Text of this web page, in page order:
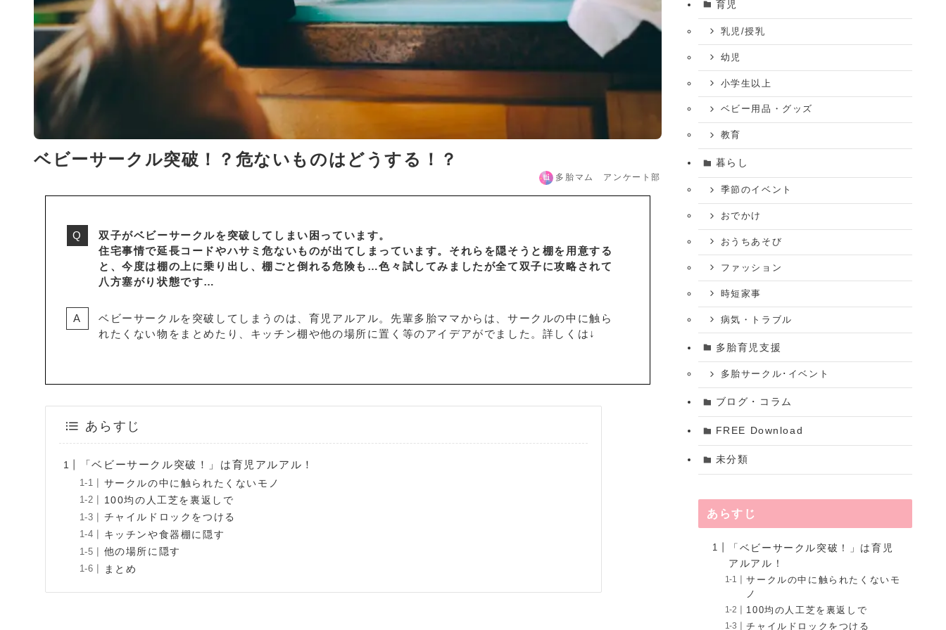
ベビーサークル突破！？危ないものはどうする！？
多胎マム アンケート部
双子がベビーサークルを突破してしまい困っています。
住宅事情で延長コードやハサミ危ないものが出てしまっています。それらを隠そうと棚を用意する
と、今度は棚の上に乗り出し、棚ごと倒れる危険も…色々試してみましたが全て双子に攻略されて
八方塞がり状態です…
ベビーサークルを突破してしまうのは、育児アルアル。先輩多胎ママからは、サークルの中に触ら
れたくない物をまとめたり、キッチン棚や他の場所に置く等のアイデアがでました。詳しくは↓
あらすじ
「ベビーサークル突破！」は育児アルアル！
サークルの中に触られたくないモノ
100均の人工芝を裏返しで
チャイルドロックをつける
キッチンや食器棚に隠す
他の場所に隠す
まとめ
育児
乳児/授乳
幼児
小学生以上
ベビー用品・グッズ
教育
暮らし
季節のイベント
おでかけ
おうちあそび
ファッション
時短家事
病気・トラブル
多胎育児支援
多胎サークル･イベント
ブログ・コラム
FREE Download
未分類
あらすじ
「ベビーサークル突破！」は育児
アルアル！
サークルの中に触られたくないモ
ノ
100均の人工芝を裏返しで
チャイルドロックをつける